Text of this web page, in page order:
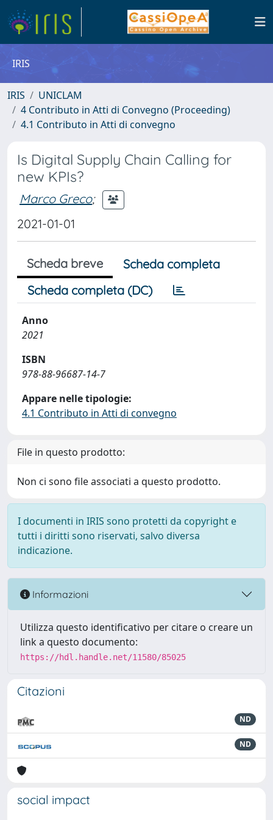
IRIS
IRIS
UNICLAM
4 Contributo in Atti di Convegno (Proceeding)
4.1 Contributo in Atti di convegno
Is Digital Supply Chain Calling for
new KPIs?
Marco Greco;
2021-01-01
Scheda breve
Scheda completa
Scheda completa (DC)
Anno
2021
ISBN
978-88-96687-14-7
Appare nelle tipologie:
4.1 Contributo in Atti di convegno
File in questo prodotto:
Non ci sono file associati a questo prodotto.
I documenti in IRIS sono protetti da copyright e
tutti i diritti sono riservati, salvo diversa
indicazione.
Informazioni
Utilizza questo identificativo per citare o creare un
link a questo documento:
https://hdl.handle.net/11580/85025
Citazioni
ND
ND
social impact